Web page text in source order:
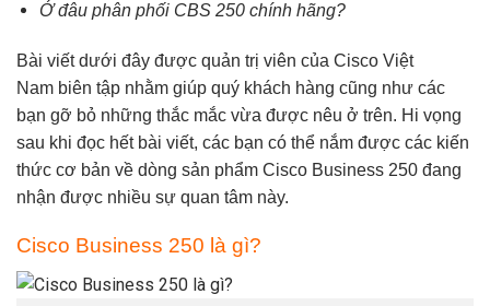
Ở đâu phân phối CBS 250 chính hãng?
Bài viết dưới đây được quản trị viên của Cisco Việt
Nam biên tập nhằm giúp quý khách hàng cũng như các
bạn gỡ bỏ những thắc mắc vừa được nêu ở trên. Hi vọng
sau khi đọc hết bài viết, các bạn có thể nắm được các kiến
thức cơ bản về dòng sản phẩm Cisco Business 250 đang
nhận được nhiều sự quan tâm này.
Cisco Business 250 là gì?